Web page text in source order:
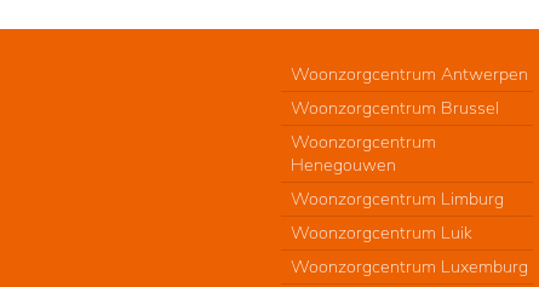
Woonzorgcentrum Antwerpen
Woonzorgcentrum Brussel
Woonzorgcentrum
Henegouwen
Woonzorgcentrum Limburg
Woonzorgcentrum Luik
Woonzorgcentrum Luxemburg